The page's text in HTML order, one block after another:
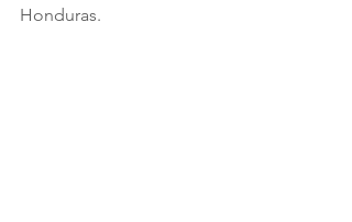
Honduras.